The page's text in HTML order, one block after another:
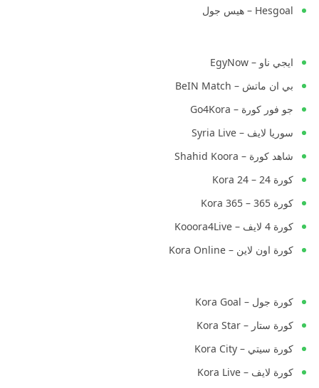
Hesgoal – هيس جول
ايجي ناو – EgyNow
بي ان ماتش – BeIN Match
جو فور كورة – Go4Kora
سوريا لايف – Syria Live
شاهد كورة – Shahid Koora
كورة 24 – Kora 24
كورة 365 – Kora 365
كورة 4 لايف – Kooora4Live
كورة اون لاين – Kora Online
كورة جول – Kora Goal
كورة ستار – Kora Star
كورة سيتي – Kora City
كورة لايف – Kora Live